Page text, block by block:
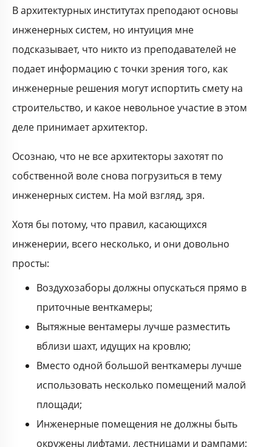
В архитектурных институтах преподают основы
инженерных систем, но интуиция мне
подсказывает, что никто из преподавателей не
подает информацию с точки зрения того, как
инженерные решения могут испортить смету на
строительство, и какое невольное участие в этом
деле принимает архитектор.
Осознаю, что не все архитекторы захотят по
собственной воле снова погрузиться в тему
инженерных систем. На мой взгляд, зря.
Хотя бы потому, что правил, касающихся
инженерии, всего несколько, и они довольно
просты:
Воздухозаборы должны опускаться прямо в
приточные венткамеры;
Вытяжные вентамеры лучше разместить
вблизи шахт, идущих на кровлю;
Вместо одной большой венткамеры лучше
использовать несколько помещений малой
площади;
Инженерные помещения не должны быть
окружены лифтами, лестницами и рампами;